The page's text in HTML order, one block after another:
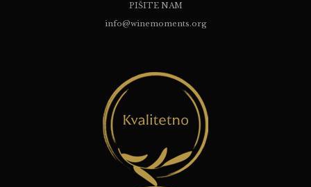
PIŠITE NAM
info@winemoments.org